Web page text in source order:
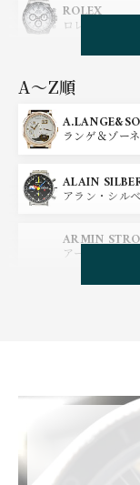
ROLEX
ロレックス
パネライ
OMEGA
オメガ
BLANCPAIN
ブランパン
HUBLOT
ウブロ
BELL＆ROSS
ベル＆ロス
CARTIER
A〜Z順
ランゲ＆ゾーネ
ALAIN
アラン・シル
ARMIN
アーミン・シュ
BAMFORD
バンフォード
BEAUBLEU